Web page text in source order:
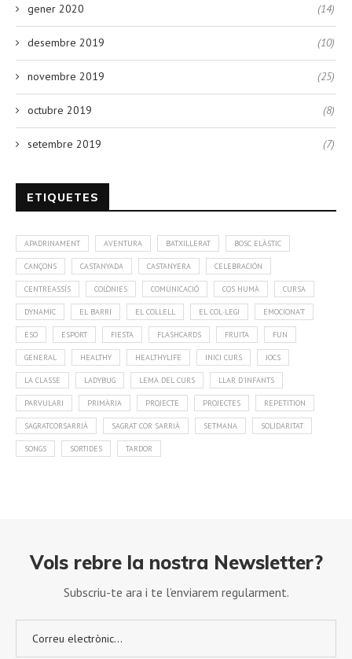
gener 2020 (14)
desembre 2019 (10)
novembre 2019 (25)
octubre 2019 (8)
setembre 2019 (7)
ETIQUETES
APADRINAMENT AVENTURA BATXILLERAT BOSC ELÀSTIC
CANÇONS CASTANYADA CASTANYERA CELEBRACIÓN
CENTREASSÍS COLÒNIES COMUNICACIÓ COS HUMÀ CURSA
DYNAMIC EL BARRI EL COLLELL EL COL·LEGI EMOCIONA'T
ESO ESPORT FIESTA FLASHCARDS FRUITA FUN
GENERAL HEALTHY HEALTHYLIFE INICI CURS JOCS
LA CLASSE LADYBUG LEMA DEL CURS LLAR D'INFANTS
PARVULARI PRIMÀRIA PROJECTE PROJECTES REPETITION
SAGRATCORSARRIÀ SAGRAT COR SARRIÀ SETMANA SOLIDARITAT
SONGS SORTIDES TARDOR
Vols rebre la nostra Newsletter?
Subscriu-te ara i te l’enviarem regularment.